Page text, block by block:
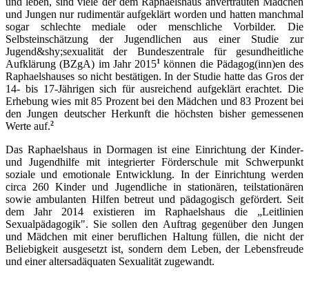
und Jungen nur rudimentär aufgeklärt worden und hatten manchmal
sogar schlechte mediale oder menschliche Vorbilder. Die
Selbsteinschätzung der Jugendlichen aus einer Studie zur
Jugend&shy;sexualität der Bundeszentrale für gesundheitliche
Aufklärung (BZgA) im Jahr 20151 können die Pädagog(inn)en des
Raphaelshauses so nicht bestätigen. In der Studie hatte das Gros der
14- bis 17-Jährigen sich für ausreichend aufgeklärt erachtet. Die
Erhebung wies mit 85 Prozent bei den Mädchen und 83 Prozent bei
den Jungen deutscher Herkunft die höchsten bisher gemessenen
Werte auf.2
Das Raphaelshaus in Dormagen ist eine Einrichtung der Kinder-
und Jugendhilfe mit integrierter Förderschule mit Schwerpunkt
soziale und emotionale Entwicklung. In der Einrichtung werden
circa 260 Kinder und Jugendliche in stationären, teilstationären
sowie ambulanten Hilfen betreut und pädagogisch gefördert. Seit
dem Jahr 2014 existieren im Raphaelshaus die „Leitlinien
Sexualpädagogik". Sie sollen den Auftrag gegenüber den Jungen
und Mädchen mit einer beruflichen Haltung füllen, die nicht der
Beliebigkeit ausgesetzt ist, sondern dem Leben, der Lebensfreude
und einer altersadäquaten Sexualität zugewandt.